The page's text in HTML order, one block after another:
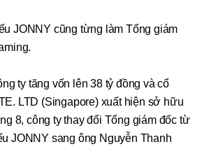
JONNY cũng từng làm Tổng giám
ty tăng vốn lên 38 tỷ đồng và cổ
LTD (Singapore) xuất hiện sở hữu
8, công ty thay đổi Tổng giám đốc từ
JONNY sang ông Nguyễn Thanh